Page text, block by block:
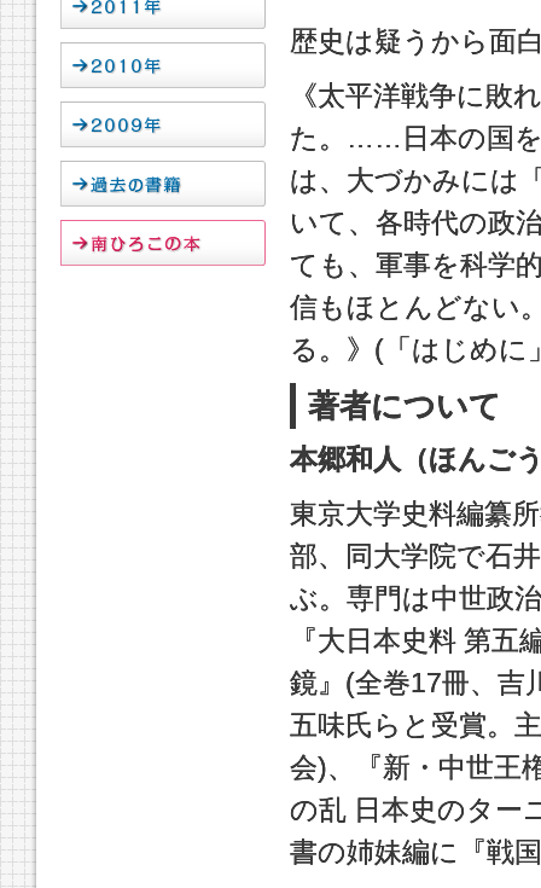
歴史は疑うから面
《太平洋戦争に敗
た。……日本の国を
は、大づかみには
いて、各時代の政
ても、軍事を科学
信もほとんどない
る。》(「はじめに
著者について
本郷和人（ほんご
東京大学史料編纂
部、同大学院で石
ぶ。専門は中世政
『大日本史料 第
鏡』(全巻17冊、吉
五味氏らと受賞。
会)、『新・中世王
の乱 日本史のター
書の姉妹編に『戦